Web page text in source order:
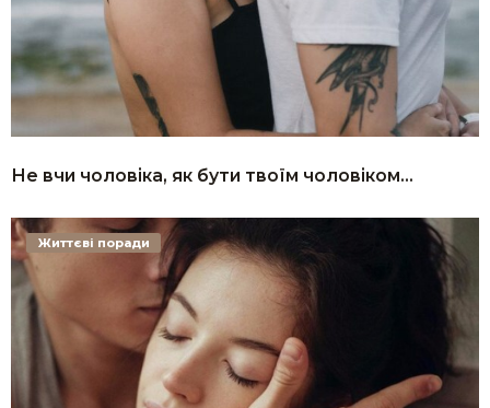
Не вчи чоловіка, як бути твоїм чоловіком…
Життєві поради